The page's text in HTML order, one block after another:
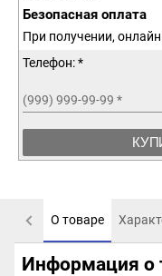
Безопасная оплата
При получении,
Телефон: *
(999) 999-99-99 *
О товаре
Информация о